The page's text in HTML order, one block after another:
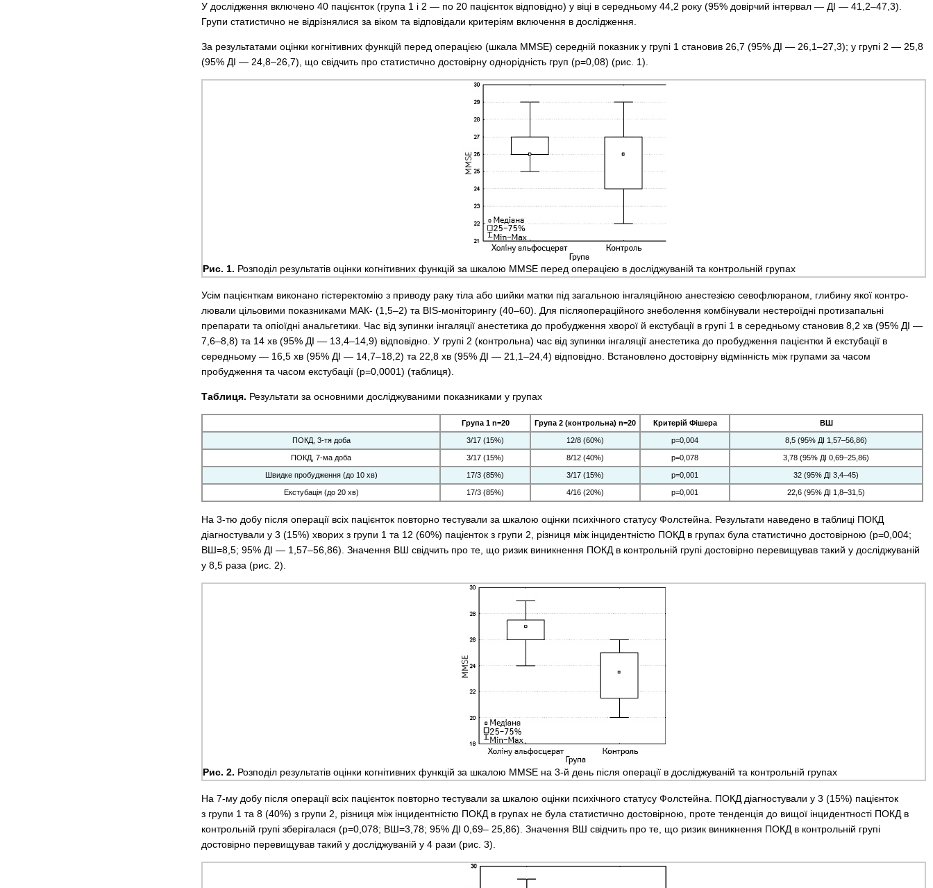
У дослідження включено 40 пацієнток (група 1 і 2 — по 20 пацієнток відповідно) у віці в середньому 44,2 року (95% довірчий інтервал — ДІ — 41,2–47,3).
Групи статистично не відрізнялися за віком та відповідали критеріям включення в дослідження.
За результатами оцінки когнітивних функцій перед операцією (шкала MMSE) середній показник у групі 1 становив 26,7 (95% ДІ — 26,1–27,3); у групі 2 — 25,8
(95% ДІ — 24,8–26,7), що свідчить про статистично достовірну однорідність груп (р=0,08) (рис. 1).
Рис. 1. Розподіл результатів оцінки когнітивних функцій за шкалою MMSE перед операцією в досліджуваній та контрольній групах
Усім пацієнткам виконано гістеректомію з приводу раку тіла або шийки матки під загальною інгаляційною анестезією севофлюраном, глибину якої контро­
лювали цільовими показниками МАК- (1,5–2) та BIS-моніторингу (40–60). Для післяопераційного знеболення комбінували нестероїдні протизапальні
препарати та опіоїдні анальгетики. Час від зупинки інгаляції анестетика до пробудження хворої й екстубації в групі 1 в середньому становив 8,2 хв (95% ДІ —
7,6–8,8) та 14 хв (95% ДІ — 13,4–14,9) відповідно. У групі 2 (контрольна) час від зупинки інгаляції анестетика до пробудження пацієнтки й екстубації в
середньому — 16,5 хв (95% ДІ — 14,7–18,2) та 22,8 хв (95% ДІ — 21,1–24,4) відповідно. Встановлено достовірну відмінність між групами за часом
пробудження та часом екстубації (р=0,0001) (таблиця).
Таблиця. Результати за основними досліджуваними показниками у групах
Група 1 n=20 Група 2 (контрольна) n=20 Критерій Фішера ВШ
ПОКД, 3-тя доба 3/17 (15%) 12/8 (60%) p=0,004 8,5 (95% ДІ 1,57–56,86)
ПОКД, 7-ма доба 3/17 (15%) 8/12 (40%) p=0,078 3,78 (95% ДІ 0,69–25,86)
Швидке пробудження (до 10 хв) 17/3 (85%) 3/17 (15%) p=0,001 32 (95% ДІ 3,4–45)
Екстубація (до 20 хв) 17/3 (85%) 4/16 (20%) p=0,001 22,6 (95% ДІ 1,8–31,5)
На 3-тю добу після операції всіх пацієнток повторно тестували за шкалою оцінки психічного статусу Фолстейна. Результати наведено в таблиці ПОКД
діагностували у 3 (15%) хворих з групи 1 та 12 (60%) пацієнток з групи 2, різниця між інцидентністю ПОКД в групах була статистично достовірною (p=0,004;
ВШ=8,5; 95% ДІ — 1,57–56,86). Значення ВШ свідчить про те, що ризик виникнення ПОКД в контрольній групі достовірно перевищував такий у досліджуваній
у 8,5 раза (рис. 2).
Рис. 2. Розподіл результатів оцінки когнітивних функцій за шкалою MMSE на 3-й день після операції в досліджуваній та контрольній групах
На 7-му добу після операції всіх пацієнток повторно тестували за шкалою оцінки психічного статусу Фолстейна. ПОКД діагностували у 3 (15%) пацієнток
з групи 1 та 8 (40%) з групи 2, різниця між інцидентністю ПОКД в групах не була статистично достовірною, проте тенденція до вищої інцидентності ПОКД в
контрольній групі зберігалася (p=0,078; ВШ=3,78; 95% ДІ 0,69– 25,86). Значення ВШ свідчить про те, що ризик виникнення ПОКД в контрольній групі
достовірно перевищував такий у досліджуваній у 4 рази (рис. 3).